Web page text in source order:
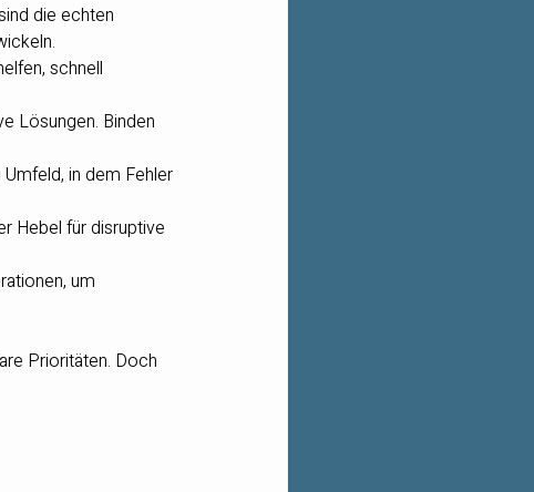
die echten
schnell
Lösungen. Binden
in dem Fehler
Hebel für disruptive
um
Prioritäten. Doch